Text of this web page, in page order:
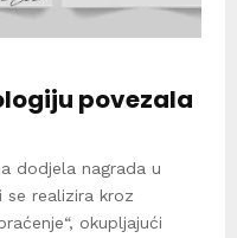
povezala
dodjela nagrada u
se realizira kroz
okupljajući